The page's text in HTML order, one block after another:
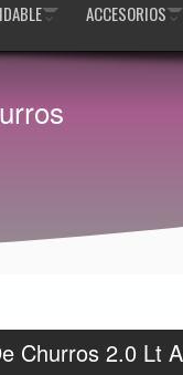
ACCESORIOS
Churros 2.0 Lt